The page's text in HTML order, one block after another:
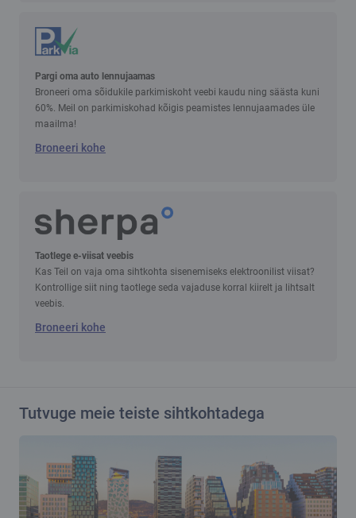
Pargi oma auto lennujaamas
Broneeri oma sõidukile parkimiskoht veebi kaudu ning säästa kuni
60%. Meil on parkimiskohad kõigis peamistes lennujaamades üle
maailma!
Broneeri kohe
Taotlege e-viisat veebis
Kas Teil on vaja oma sihtkohta sisenemiseks elektroonilist viisat?
Kontrollige siit ning taotlege seda vajaduse korral kiirelt ja lihtsalt
veebis.
Broneeri kohe
Tutvuge meie teiste sihtkohtadega